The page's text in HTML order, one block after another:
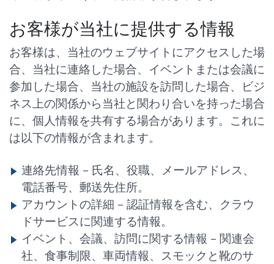
お客様が当社に提供する情報
お客様は、当社のウェブサイトにアクセスした場
合、当社に連絡した場合、イベントまたは会議に
参加した場合、当社の施設を訪問した場合、ビジ
ネス上の関係から当社と関わり合いを持った場合
に、個人情報を共有する場合があります。これに
は以下の情報が含まれます。
連絡先情報 – 氏名、役職、メールアドレス、
電話番号、郵送先住所。
アカウントの詳細 – 認証情報を含む、クラウ
ドサービスに関連する情報。
イベント、会議、訪問に関する情報 – 関連会
社、食事制限、車両情報、スモックと靴のサ